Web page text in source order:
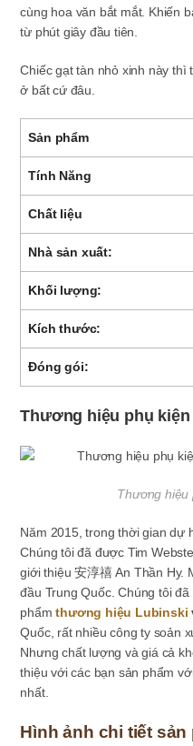
cùng hoa văn bắt mắt. Khiến
từ phút giây đầu tiên.
Chiếc gạt tàn nhỏ xinh này thì
ở bất cứ đâu.
Sản phẩm
Tính Năng
Chất liệu
Nhà sản xuất:
Khối lượng:
Kích thước:
Đóng gói:
Thương hiệu phụ
Thương hiệu
Năm 2015, trong thời gian dự
Chúng tôi đã được Tim
giới thiệu 安淳禧 An Thần Hy.
đầu Trung Quốc. Chúng tôi
phẩmthương hiệu Lubinski
Quốc, rất nhiều công ty soản
Nhưng chất lượng và giá cả
thiệu với các bạn sản phẩm
nhất.
Hình ảnh chi tiết sản